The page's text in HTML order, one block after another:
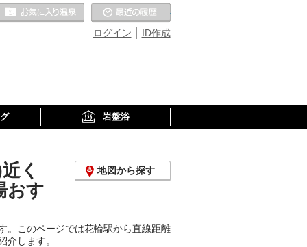
ID作成
ログイン
お気に入りの温泉
岩盤浴
く
おす
地図から探す
。このページでは花輪駅から直線距離
します。